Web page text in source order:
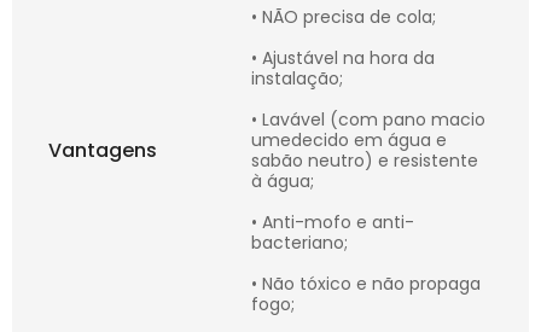
Vantagens
• NÃO precisa de cola;
• Ajustável na hora da
instalação;
• Lavável (com pano macio
umedecido em água e
sabão neutro) e resistente
à água;
• Anti-mofo e anti-
bacteriano;
• Não tóxico e não propaga
fogo;